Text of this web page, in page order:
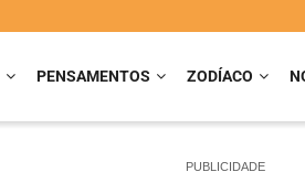
PENSAMENTOS ZODÍACO
PUBLICIDADE